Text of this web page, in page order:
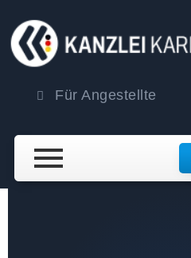
Für Angestellte